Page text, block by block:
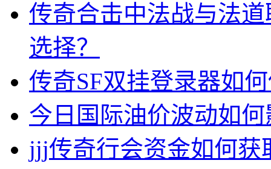
传奇合击中法战与法
选择？
传奇SF双挂登录器如
今日国际油价波动如
jjj传奇行会资金如何获